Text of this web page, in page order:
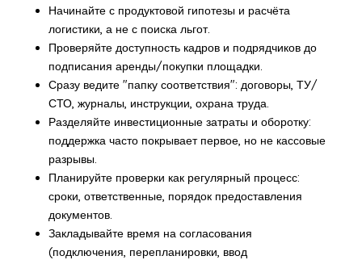
Начинайте с продуктовой гипотезы и расчёта
логистики, а не с поиска льгот.
Проверяйте доступность кадров и подрядчиков до
подписания аренды/покупки площадки.
Сразу ведите "папку соответствия": договоры, ТУ/
СТО, журналы, инструкции, охрана труда.
Разделяйте инвестиционные затраты и оборотку:
поддержка часто покрывает первое, но не кассовые
разрывы.
Планируйте проверки как регулярный процесс:
сроки, ответственные, порядок предоставления
документов.
Закладывайте время на согласования
(подключения, перепланировки, ввод